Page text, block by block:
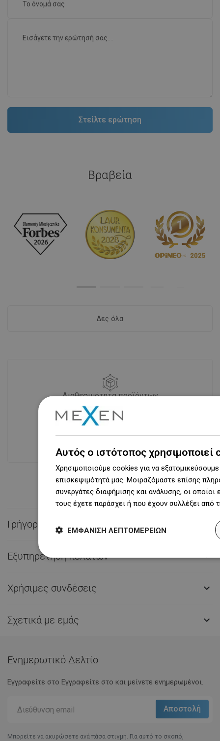
Βραβεία
Δες όλα
Διαθεσιμότητα προϊόντων
Σύγχρονο κέντρο logistics επιφάνειας
31 000 m² με πάνω από 68 χιλιάδες
Γρήγορη επαφή
Εξυπηρέτηση πελατών 
Χρήσιμες συνδέσεις 
Σχετικά με εμάς 
Ενημερωτικό Δελτίο
Εγγραφείτε στο Eγγραφείτε στο και μείνετε ενημερωμένοι.
Μπορείτε να ακυρώσετε ανά πάσα στιγμή. Για αυτό το σκοπό,
Αυτός ο ιστότοπος χρησιμοποιεί
Χρησιμοποιούμε cookies για να
επισκεψιμότητά μας. Μοιραζόμαστε επίσης
συνεργάτες διαφήμισης και ανάλυσης, οι
τους έχετε παράσχει ή που έχουν συλλέξει
ΕΜΦΆΝΙΣΗ ΛΕΠΤΟΜΕΡΕΙΏΝ